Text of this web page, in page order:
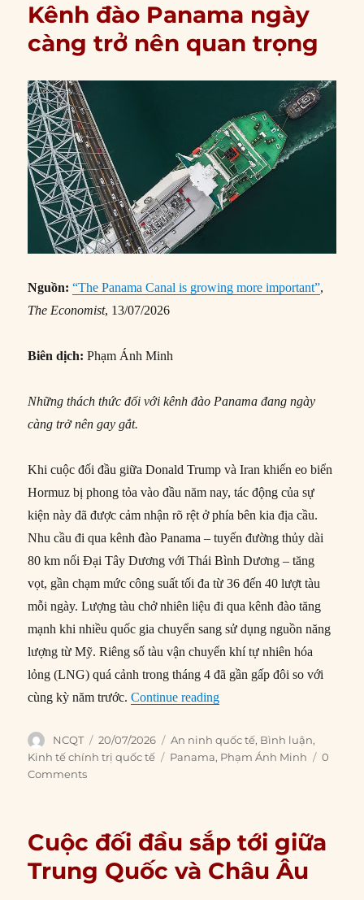
Kênh đào Panama ngày
càng trở nên quan trọng
Nguồn:“The Panama Canal is growing more important”,
The Economist, 13/07/2026
Biên dịch:Phạm Ánh Minh
Những thách thức đối với kênh đào Panama đang ngày
càng trở nên gay gắt.
Khi cuộc đối đầu giữa Donald Trump và Iran khiến eo biển
Hormuz bị phong tỏa vào đầu năm nay, tác động của sự
kiện này đã được cảm nhận rõ rệt ở phía bên kia địa cầu.
Nhu cầu đi qua kênh đào Panama – tuyến đường thủy dài
80 km nối Đại Tây Dương với Thái Bình Dương – tăng
vọt, gần chạm mức công suất tối đa từ 36 đến 40 lượt tàu
mỗi ngày. Lượng tàu chở nhiên liệu đi qua kênh đào tăng
mạnh khi nhiều quốc gia chuyển sang sử dụng nguồn năng
lượng từ Mỹ. Riêng số tàu vận chuyển khí tự nhiên hóa
lỏng (LNG) quá cảnh trong tháng 4 đã gần gấp đôi so với
cùng kỳ năm trước.Continue reading“Kênh đào Panama ngày
Author
NCQT
Posted
on
20/07/2026 Categories
An ninh quốc tế, Bình luận,
Kinh tế chính trị quốc tế
Tags
Panama, Phạm Ánh Minh
0
Comments
Cuộc đối đầu sắp tới giữa
Trung Quốc và Châu Âu